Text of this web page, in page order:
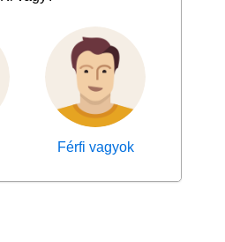
Férfi vagyok